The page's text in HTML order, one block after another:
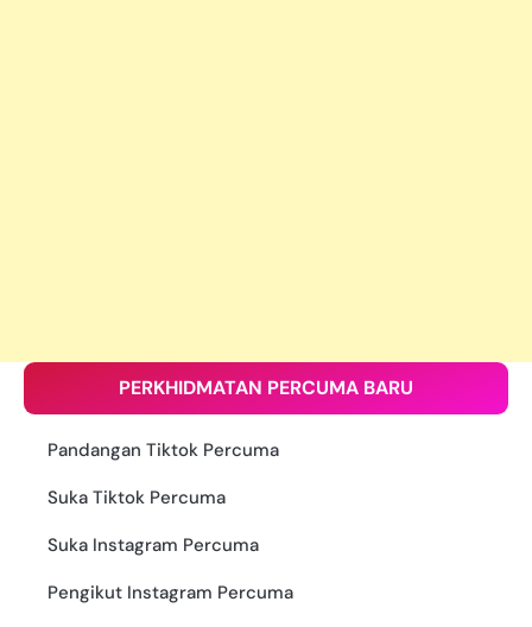
PERKHIDMATAN PERCUMA BARU
Pandangan Tiktok Percuma
Suka Tiktok Percuma
Suka Instagram Percuma
Pengikut Instagram Percuma